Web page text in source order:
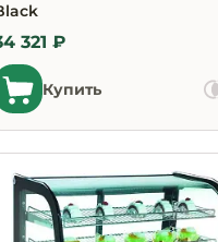
321 ₽
Купить